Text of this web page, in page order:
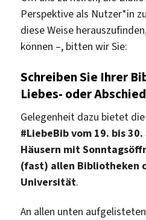
Perspektive als Nutzer*in
diese Weise
können –, bitten wir Sie:
Schreiben Sie Ihrer
Liebes- oder
Gelegenheit dazu bietet die
#LiebeBib vom 19. bis
Häusern mit
(fast) allen Bibliotheken
Universität.
An allen unten